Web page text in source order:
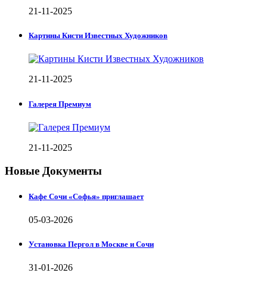
21-11-2025
Картины Кисти Известных Художников
21-11-2025
Галерея Премиум
21-11-2025
Новые Документы
Кафе Сочи «Софья» приглашает
05-03-2026
Установка Пергол в Москве и Сочи
31-01-2026